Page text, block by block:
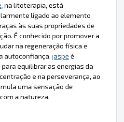
, na litoterapia, está
ligado ao elemento
às suas propriedades de
É conhecido por promover a
na regeneração física e
autoconfiança. jaspe é
equilibrar as energias da
e na perseverança, ao
uma sensação de
a natureza.